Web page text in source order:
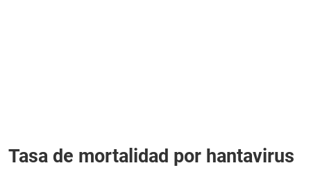
Tasa de mortalidad por hantavirus